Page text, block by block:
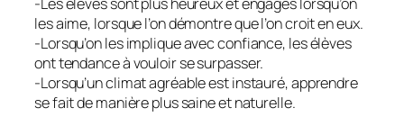
-Les élèves sont plus heureux et engagés lorsqu’on
les aime, lorsque l’on démontre que l’on croit en eux.
-Lorsqu’on les implique avec confiance, les élèves
ont tendance à vouloir se surpasser.
-Lorsqu’un climat agréable est instauré, apprendre
se fait de manière plus saine et naturelle.